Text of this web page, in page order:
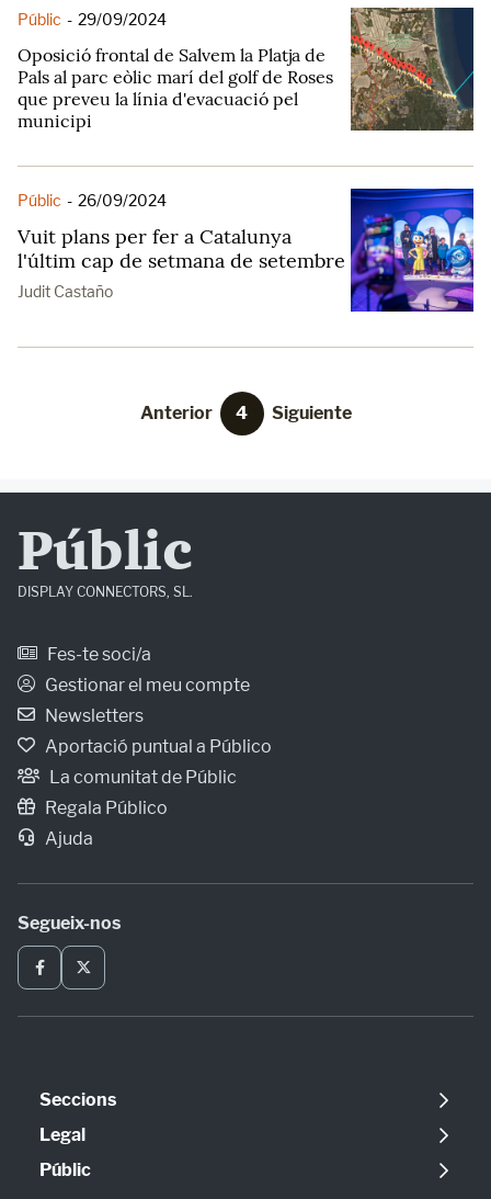
Públic - 29/09/2024
Oposició frontal de Salvem la Platja de
Pals al parc eòlic marí del golf de Roses
que preveu la línia d'evacuació pel
municipi
Públic - 26/09/2024
Vuit plans per fer a Catalunya
l'últim cap de setmana de setembre
Judit Castaño
Anterior 4 Siguiente
Públic
DISPLAY CONNECTORS, SL.
Fes-te soci/a
Gestionar el meu compte
Newsletters
Aportació puntual a Público
La comunitat de Públic
Regala Público
Ajuda
Segueix-nos
Seccions
Política
Opinió
Legal
Avís legal
Públic